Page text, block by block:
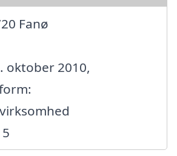
Fanø
oktober 2010,